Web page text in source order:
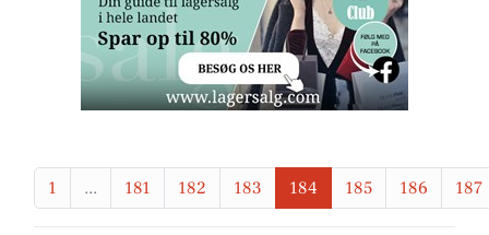
1 ... 181 182 183 184 185 186 187